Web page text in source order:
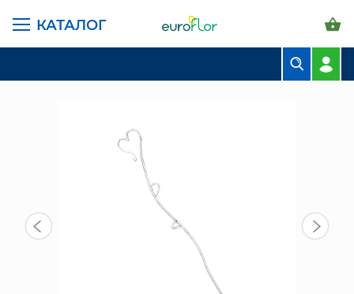
КАТАЛОГ
ЦВЕТЫ В ПАЧКАХ
СВАДЕБНАЯ ФЛОРИСТИКА
КОМНАТНЫЕ РАСТЕНИЯ
ГОРШКИ И КАШПО
ГРУНТЫ И УДОБРЕНИЯ
ГЛАВНАЯ СТРАНИЦА КАТАЛОГ ГРУНТЫ И УДОБРЕНИЯ